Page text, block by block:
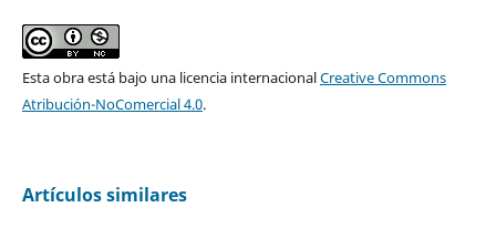
Esta obra está bajo una licencia internacionalCreative Commons
Atribución-NoComercial 4.0.
Artículos similares